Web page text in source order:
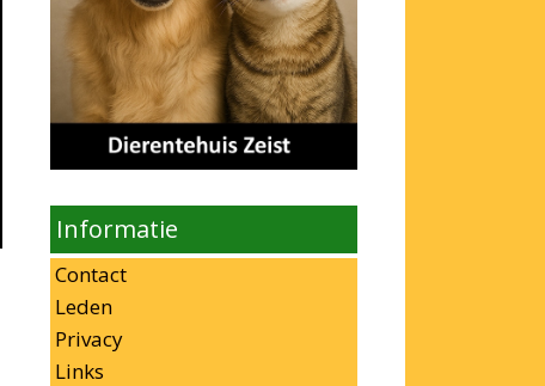
Informatie
Contact
Leden
Privacy
Links